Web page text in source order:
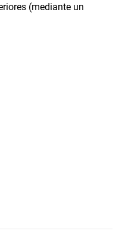
(mediante un